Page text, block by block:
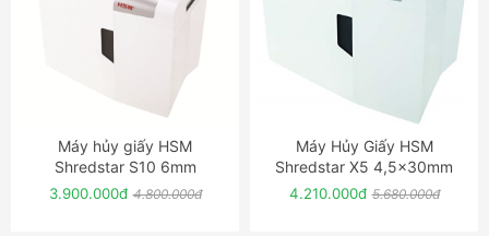
ĐẶT NGAY
Máy hủy giấy HSM
Shredstar S10 6mm
3.900.000đ 4.800.000đ
ĐẶT NGAY
Máy Hủy Giấy HSM
Shredstar X5 4,5x30mm
4.210.000đ 5.680.000đ